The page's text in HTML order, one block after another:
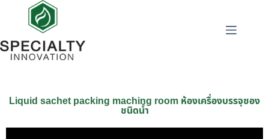
Liquid sachet packing maching room ห้องเครื่องบรรจุซอง
ชนิดน้ำ